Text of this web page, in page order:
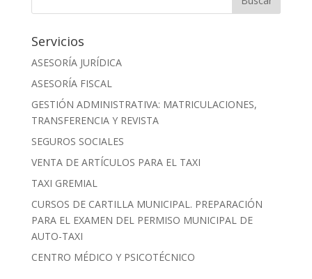
Servicios
ASESORÍA JURÍDICA
ASESORÍA FISCAL
GESTIÓN ADMINISTRATIVA: MATRICULACIONES,
TRANSFERENCIA Y REVISTA
SEGUROS SOCIALES
VENTA DE ARTÍCULOS PARA EL TAXI
TAXI GREMIAL
CURSOS DE CARTILLA MUNICIPAL. PREPARACIÓN
PARA EL EXAMEN DEL PERMISO MUNICIPAL DE
AUTO-TAXI
CENTRO MÉDICO Y PSICOTÉCNICO